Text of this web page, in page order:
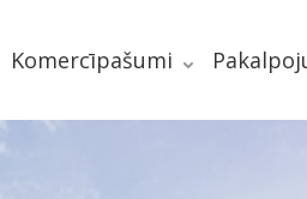
Komercīpašumi